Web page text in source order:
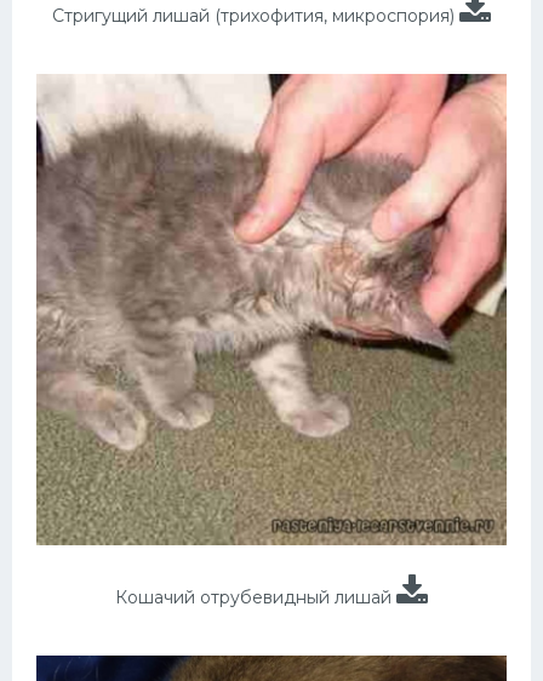
Стригущий лишай (трихофития, микроспория)
Кошачий отрубевидный лишай